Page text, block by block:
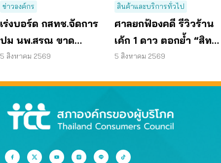
ข่าวองค์กร
เร่งบอร์ด กสทช.จัดการ
ปม นพ.สรณ ขาด
คุณสมบัติ ตามมติ
5 สิงหาคม 2569
สินค้าและบริการทั่วไป
ศาลยกฟ้องคดี รีวิวร้าน
เค้ก 1 ดาว ตอกย้ำ “สิทธิ
ผู้บริโภค” แสดงความคิด
5 สิงหาคม 2569